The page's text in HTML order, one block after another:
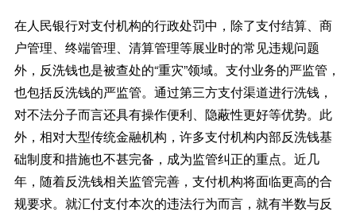
在人民银行对支付机构的行政处罚中，除了支付结算、商
户管理、终端管理、清算管理等展业时的常见违规问题
外，反洗钱也是被查处的“重灾”领域。支付业务的严监管，
也包括反洗钱的严监管。通过第三方支付渠道进行洗钱，
对不法分子而言还具有操作便利、隐蔽性更好等优势。此
外，相对大型传统金融机构，许多支付机构内部反洗钱基
础制度和措施也不甚完备，成为监管纠正的重点。近几
年，随着反洗钱相关监管完善，支付机构将面临更高的合
规要求。就汇付支付本次的违法行为而言，就有半数与反